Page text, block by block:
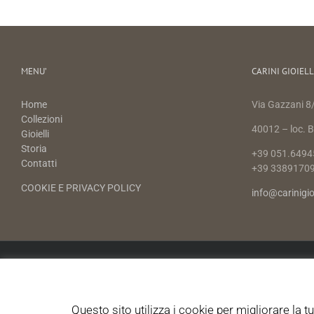
MENU’
Home
Collezioni
Gioielli
Storia
Contatti
COOKIE E PRIVACY POLICY
CARINI
Via Gazzani
40012 – loc.
+39
+39
Questo sito utilizza i cookie per migliorare la